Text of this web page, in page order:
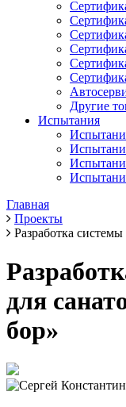
Другие
Испытания
Главная
Проекты
Разработка
для
бор»